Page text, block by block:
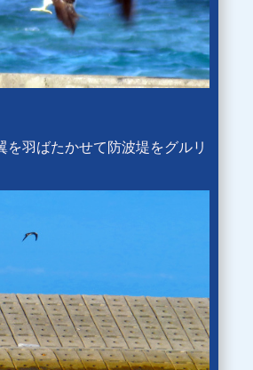
羽ばたかせて防波堤をグルリ